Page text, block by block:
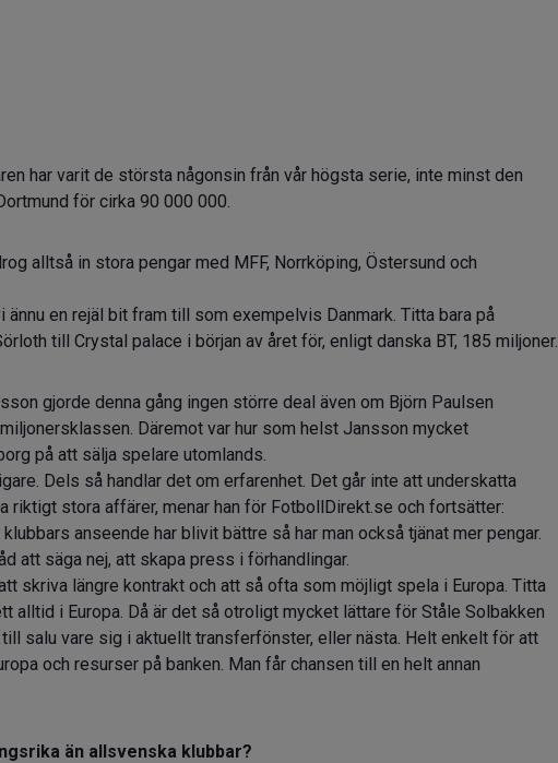
har varit de största någonsin från vår högsta serie, inte minst den
för cirka 90 000 000.
alltså in stora pengar med MFF, Norrköping, Östersund och
en rejäl bit fram till som exempelvis Danmark. Titta bara på
till Crystal palace i början av året för, enligt danska BT, 185 miljoner.
gjorde denna gång ingen större deal även om Björn Paulsen
Däremot var hur som helst Jansson mycket
på att sälja spelare utomlands.
Dels så handlar det om erfarenhet. Det går inte att underskatta
riktigt stora affärer, menar han för FotbollDirekt.se och fortsätter:
anseende har blivit bättre så har man också tjänat mer pengar.
att säga nej, att skapa press i förhandlingar.
skriva längre kontrakt och att så ofta som möjligt spela i Europa. Titta
alltid i Europa. Då är det så otroligt mycket lättare för Ståle Solbakken
salu vare sig i aktuellt transferfönster, eller nästa. Helt enkelt för att
och resurser på banken. Man får chansen till en helt annan
än allsvenska klubbar?